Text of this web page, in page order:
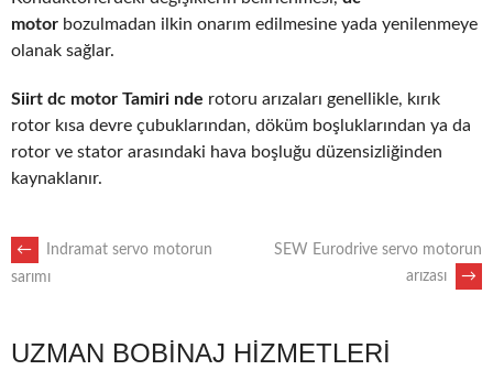
motor bozulmadan ilkin onarım edilmesine yada yenilenmeye
olanak sağlar.
Siirt dc motor Tamiri nde rotoru arızaları genellikle, kırık
rotor kısa devre çubuklarından, döküm boşluklarından ya da
rotor ve stator arasındaki hava boşluğu düzensizliğinden
kaynaklanır.
POST
←
Indramat servo motorun
sarımı
SEW Eurodrive servo motorun
arızası
→
UZMAN BOBINAJ HIZMETLERI